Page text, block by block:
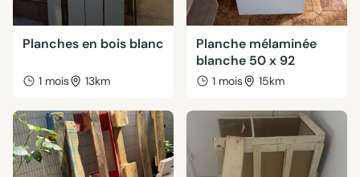
Planches en bois blanc
1 mois 13km
Planche mélaminée
blanche 50 x 92
1 mois 15km